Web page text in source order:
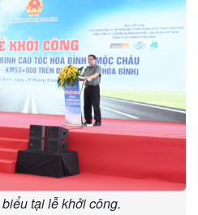
tại lễ khởi công.